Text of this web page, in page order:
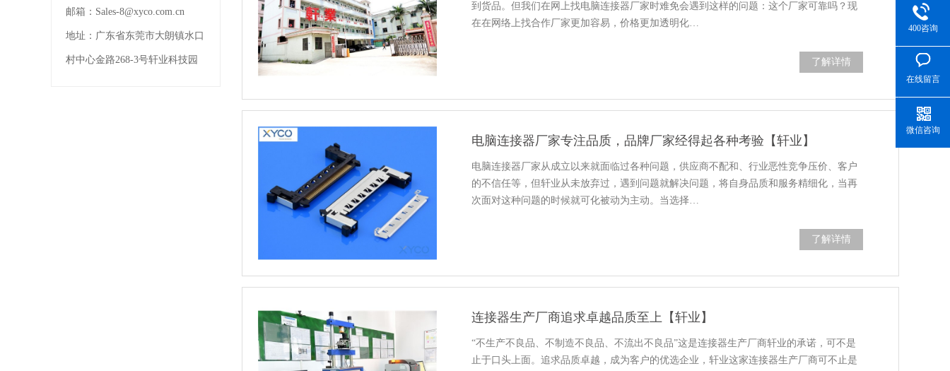
邮箱： Sales-8@xyco.com.cn
地址： 广东省东莞市大朗镇水口
村中心金路268-3号轩业科技园
到货品。但我们在网上找电脑连接器厂家时难免会遇到这样的问题：这个厂家可靠吗？现
在在网络上找合作厂家更加容易，价格更加透明化…
了解详情
电脑连接器厂家专注品质，品牌厂家经得起各种考验【轩业】
电脑连接器厂家从成立以来就面临过各种问题，供应商不配和、行业恶性竞争压价、客户
的不信任等，但轩业从未放弃过，遇到问题就解决问题，将自身品质和服务精细化，当再
次面对这种问题的时候就可化被动为主动。当选择…
了解详情
连接器生产厂商追求卓越品质至上【轩业】
“不生产不良品、不制造不良品、不流出不良品”这是连接器生产厂商轩业的承诺，可不是
止于口头上面。追求品质卓越，成为客户的优选企业，轩业这家连接器生产厂商可不止是
400咨询
在线留言
微信咨询